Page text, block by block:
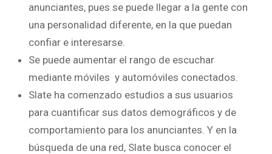
anunciantes, pues se puede llegar a la gente con
una personalidad diferente, en la que puedan
confiar e interesarse.
Se puede aumentar el rango de escuchar
mediante móviles y automóviles conectados.
Slate ha comenzado estudios a sus usuarios
para cuantificar sus datos demográficos y de
comportamiento para los anunciantes. Y en la
búsqueda de una red, Slate busca conocer el